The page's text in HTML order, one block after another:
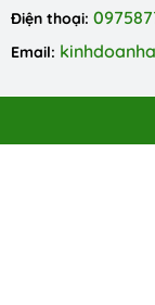
Điện thoại:
Email: